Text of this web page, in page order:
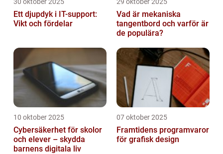
Ett djupdyk i IT-support:
Vikt och fördelar
Vad är mekaniska
tangentbord och varför är
de populära?
10 oktober 2025
Cybersäkerhet för skolor
och elever – skydda
barnens digitala liv
07 oktober 2025
Framtidens programvaror
för grafisk design